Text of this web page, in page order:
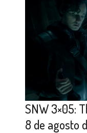
SNW 3×05:
8 de agosto